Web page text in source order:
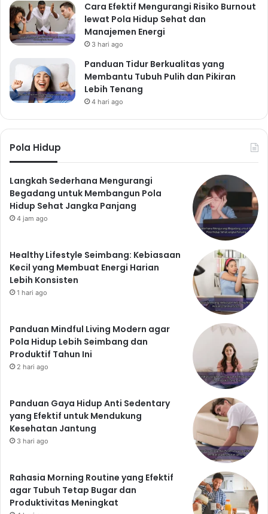
Cara Efektif Mengurangi Risiko Burnout
lewat Pola Hidup Sehat dan
Manajemen Energi
3 hari ago
Panduan Tidur Berkualitas yang
Membantu Tubuh Pulih dan Pikiran
Lebih Tenang
4 hari ago
Pola Hidup
Langkah Sederhana Mengurangi
Begadang untuk Membangun Pola
Hidup Sehat Jangka Panjang
4 jam ago
Healthy Lifestyle Seimbang: Kebiasaan
Kecil yang Membuat Energi Harian
Lebih Konsisten
1 hari ago
Panduan Mindful Living Modern agar
Pola Hidup Lebih Seimbang dan
Produktif Tahun Ini
2 hari ago
Panduan Gaya Hidup Anti Sedentary
yang Efektif untuk Mendukung
Kesehatan Jantung
3 hari ago
Rahasia Morning Routine yang Efektif
agar Tubuh Tetap Bugar dan
Produktivitas Meningkat